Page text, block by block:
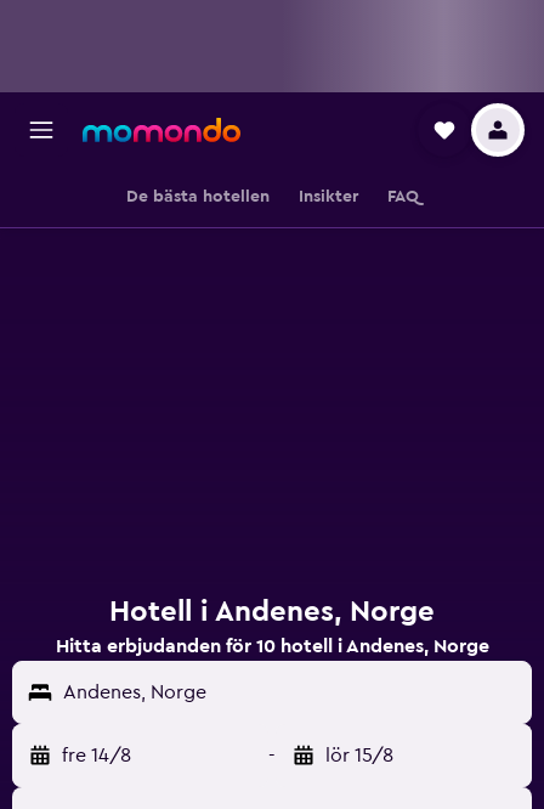
De bästa hotellen Insikter FAQ
Hotell i Andenes, Norge
Hitta erbjudanden för 10 hotell i Andenes, Norge
Andenes, Norge
fre 14/8 - lör 15/8